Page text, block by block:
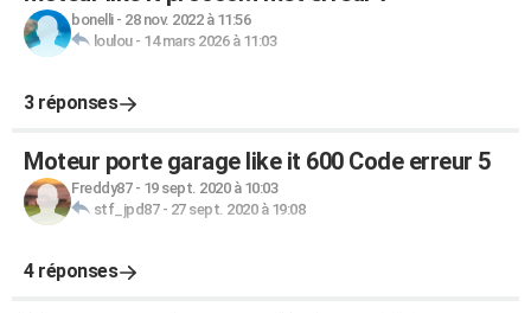
bonelli- 28 nov. 2022 à 11:56
loulou- 14 mars 2026 à 11:03
3 réponses
Moteur porte garage like it 600 Code erreur 5
Freddy87- 19 sept. 2020 à 10:03
stf_jpd87- 27 sept. 2020 à 19:08
4 réponses